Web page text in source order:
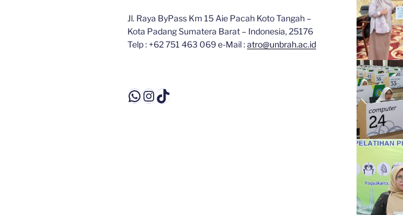
Jl. Raya ByPass Km 15 Aie Pacah Koto Tangah –
Kota Padang Sumatera Barat – Indonesia, 25176
Telp : +62 751 463 069 e-Mail :atro@unbrah.ac.id
WhatsApp
Instagram
TikTok